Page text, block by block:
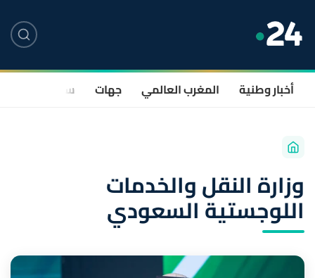
أخبار وطنية المغرب العالمي جهات سياسة
وزارة النقل والخدمات
اللوجستية السعودي